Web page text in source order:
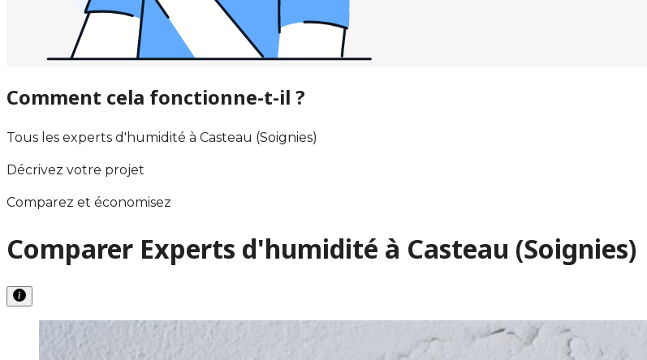
Comment cela fonctionne-t-il ?
Tous les experts d'humidité à Casteau (Soignies)
Décrivez votre projet
Comparez et économisez
Comparer Experts d'humidité à Casteau (Soignies)